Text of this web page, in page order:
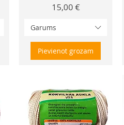
Cena
15,00 €
Garums
Pievienot grozam